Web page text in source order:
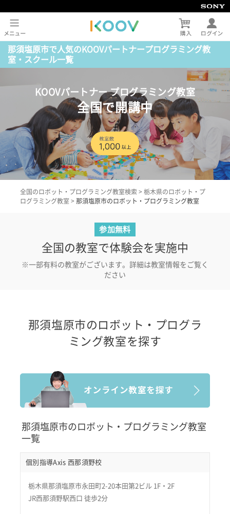
那須塩原市で人気のKOOVパートナープログラミング教
室・スクール一覧
KOOVパートナー プログラミング教室
全国で開講中
全国のロボット・プログラミング教室検索 > 栃木県のロボット・プ
ログラミング教室 > 那須塩原市のロボット・プログラミング教室
参加無料
全国の教室で体験会を実施中
※一部有料の教室がございます。詳細は教室情報をご覧く
ださい
那須塩原市のロボット・プログラ
ミング教室を探す
那須塩原市のロボット・プログラミング教室
一覧
個別指導Axis 西那須野校
栃木県那須塩原市永田町2-20本田第2ビル 1F・2F
JR西那須野駅西口 徒歩2分